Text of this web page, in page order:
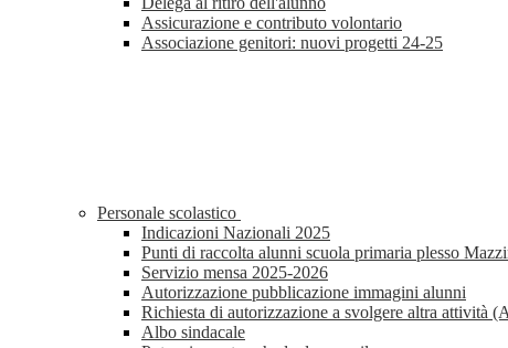
Assicurazione e contributo volontario
Associazione genitori: nuovi progetti 24-25
Personale scolastico
Indicazioni Nazionali 2025
Punti di raccolta alunni scuola primaria plesso
Servizio mensa 2025-2026
Autorizzazione pubblicazione immagini alunni
Richiesta di autorizzazione a svolgere altra attività
Albo sindacale